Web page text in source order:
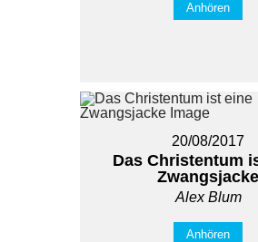
Anhören
20/08/2017
Das Christentum
Zwangsjacke
Alex Blum
Anhören